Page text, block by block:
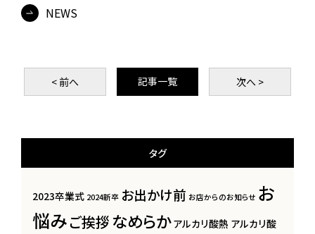
NEWS
< 前へ 記事一覧 次へ >
タグ
2023卒業式 2024新卒 お出かけ前 お店からのお知らせ お
悩みご挨拶 なめらか アルカリ酸熱 アルカリ酸